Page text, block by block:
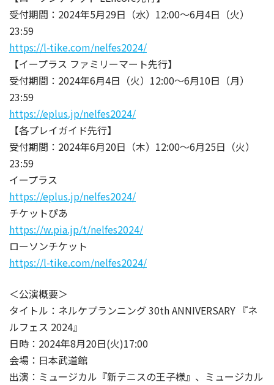
受付期間：2024年5月29日（水）12:00～6月4日（火）
23:59
https://l-tike.com/nelfes2024/
【イープラス ファミリーマート先行】
受付期間：2024年6月4日（火）12:00～6月10日（月）
23:59
https://eplus.jp/nelfes2024/
【各プレイガイド先行】
受付期間：2024年6月20日（木）12:00～6月25日（火）
23:59
イープラス
https://eplus.jp/nelfes2024/
チケットぴあ
https://w.pia.jp/t/nelfes2024/
ローソンチケット
https://l-tike.com/nelfes2024/
＜公演概要＞
タイトル：ネルケプランニング 30th ANNIVERSARY 『ネ
ルフェス 2024』
日時：2024年8月20日(火)17:00
会場：日本武道館
出演：ミュージカル『新テニスの王子様』、ミュージカル